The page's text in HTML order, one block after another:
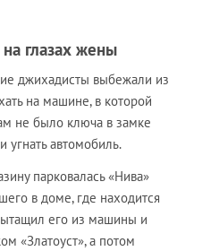
глазах жены
джихадисты выбежали из
на машине, в которой
не было ключа в замке
угнать автомобиль.
парковалась «Нива»
в доме, где находится
его из машины и
«Златоуст», а потом